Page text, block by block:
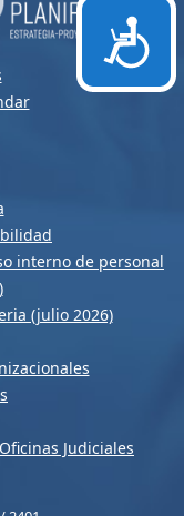
interno de personal
(julio 2026)
Judiciales